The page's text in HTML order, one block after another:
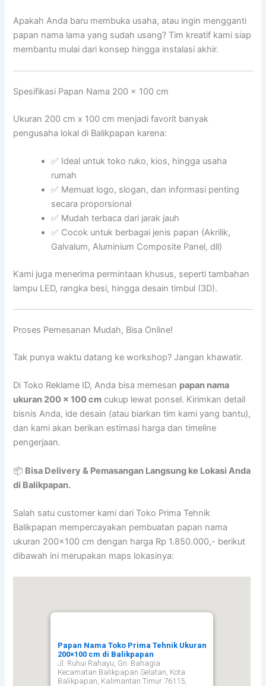
Apakah Anda baru membuka usaha, atau ingin mengganti
papan nama lama yang sudah usang? Tim kreatif kami siap
membantu mulai dari konsep hingga instalasi akhir.
Spesifikasi Papan Nama 200 x 100 cm
Ukuran 200 cm x 100 cm menjadi favorit banyak
pengusaha lokal di Balikpapan karena:
✅ Ideal untuk toko ruko, kios, hingga usaha
rumah
✅ Memuat logo, slogan, dan informasi penting
secara proporsional
✅ Mudah terbaca dari jarak jauh
✅ Cocok untuk berbagai jenis papan (Akrilik,
Galvalum, Aluminium Composite Panel, dll)
Kami juga menerima permintaan khusus, seperti tambahan
lampu LED, rangka besi, hingga desain timbul (3D).
Proses Pemesanan Mudah, Bisa Online!
Tak punya waktu datang ke workshop? Jangan khawatir.
Di Toko Reklame ID, Anda bisa memesan papan nama
ukuran 200 x 100 cm cukup lewat ponsel. Kirimkan detail
bisnis Anda, ide desain (atau biarkan tim kami yang bantu),
dan kami akan berikan estimasi harga dan timeline
pengerjaan.
📦 Bisa Delivery & Pemasangan Langsung ke Lokasi Anda
di Balikpapan.
Salah satu customer kami dari Toko Prima Tehnik
Balikpapan mempercayakan pembuatan papan nama
ukuran 200×100 cm dengan harga Rp 1.850.000,- berikut
dibawah ini merupakan maps lokasinya:
Papan Nama Toko Prima Tehnik Ukuran
200×100 cm di Balikpapan
Jl. Ruhui Rahayu, Gn. Bahagia
Kecamatan Balikpapan Selatan, Kota
Balikpapan, Kalimantan Timur 76115,